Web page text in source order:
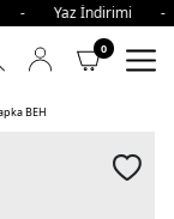
- Yaz
0
BEH